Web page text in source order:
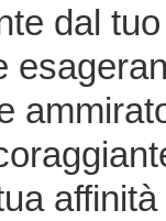
dal